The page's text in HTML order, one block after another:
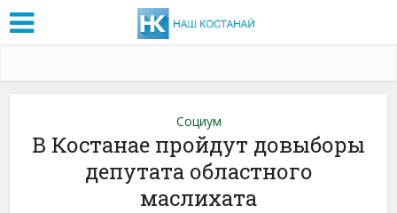
Социум
В Костанае пройдут довыборы
депутата областного
маслихата